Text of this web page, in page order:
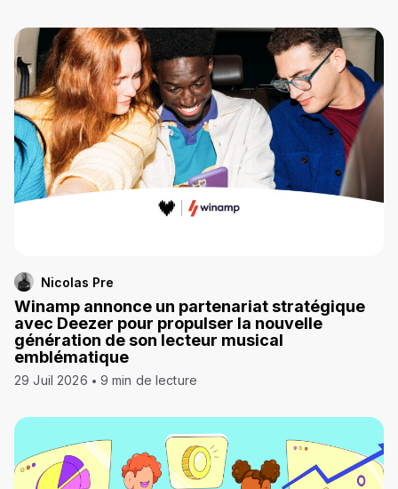
Nicolas Pre
Winamp annonce un partenariat stratégique
avec Deezer pour propulser la nouvelle
génération de son lecteur musical
emblématique
29 Juil 2026 9 min de lecture